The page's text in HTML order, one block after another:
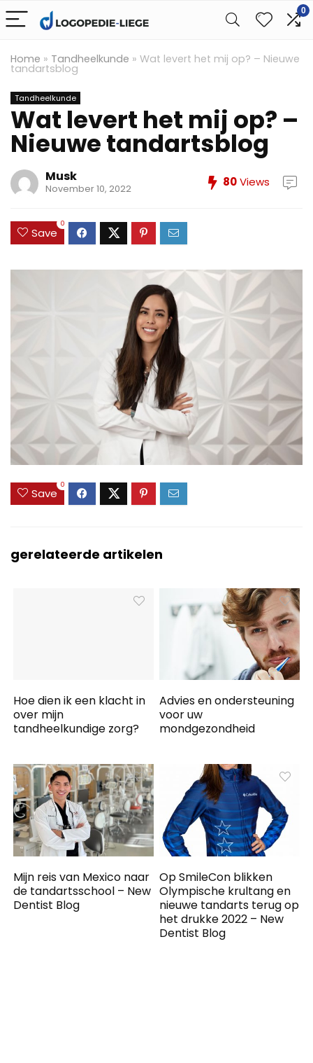
0
Home » Tandheelkunde » Wat levert het mij op? – Nieuwe
tandartsblog
Tandheelkunde
Wat levert het mij op? –
Nieuwe tandartsblog
Musk
November 10, 2022 80Views
Save
0
Save
0
gerelateerde artikelen
Hoe dien ik een klacht in
over mijn
tandheelkundige zorg?
Advies en ondersteuning
voor uw
mondgezondheid
Mijn reis van Mexico naar
de tandartsschool – New
Dentist Blog
Op SmileCon blikken
Olympische krultang en
nieuwe tandarts terug op
het drukke 2022 – New
Dentist Blog